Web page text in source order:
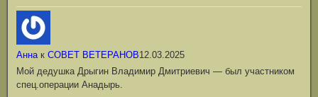
Аннак СОВЕТ ВЕТЕРАНОВ12.03.2025
Мой дедушка Дрыгин Владимир Дмитриевич — был участником
спец.операции Анадырь.